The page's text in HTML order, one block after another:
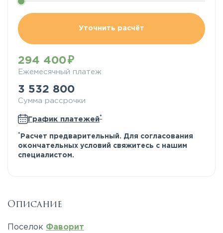
Уточнить расчёт
294 400
Ежемесячный платеж
3 532 800
Сумма рассрочки
График платежей*
* Расчет предварительный. Для согласования
окончательных условий свяжитесь с нашим
специалистом.
Описание
Поселок Фаворит